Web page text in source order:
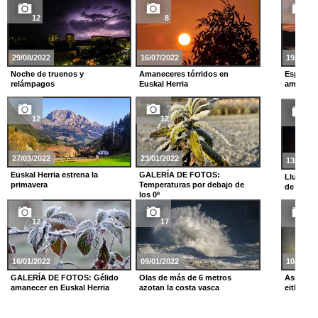
12
29/08/2022
Noche de truenos y
relámpagos
8
16/07/2022
Amaneceres tórridos en
Euskal Herria
12
27/03/2022
Euskal Herria estrena la
primavera
12
23/01/2022
GALERÍA DE FOTOS:
Temperaturas por debajo de
los 0º
12
16/01/2022
GALERÍA DE FOTOS: Gélido
amanecer en Euskal Herria
17
09/01/2022
Olas de más de 6 metros
azotan la costa vasca
19/10/
13/08/
Lluvia
de San
10/06/
Así han
eitb.eus